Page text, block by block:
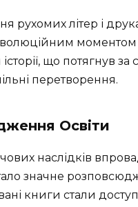
рухомих літер і
моментом
що потягнув за
перетворення.
Освіти
наслідків
значне
книги стали